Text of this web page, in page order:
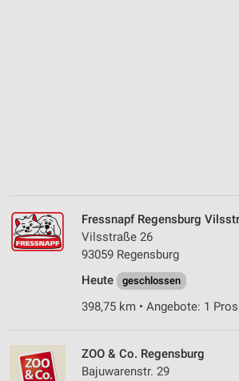
Fressnapf Regensburg
Vilsstraße 26
93059 Regensburg
Heute
geschlossen
398,75 km • Angebote: 1
ZOO & Co. Regensburg
Bajuwarenstr. 29